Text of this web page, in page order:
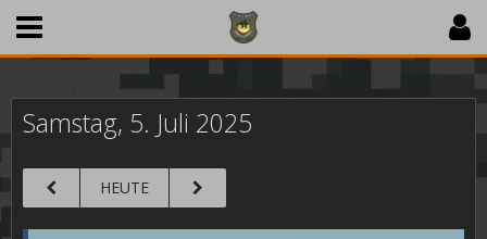
Samstag, 5. Juli 2025
HEUTE